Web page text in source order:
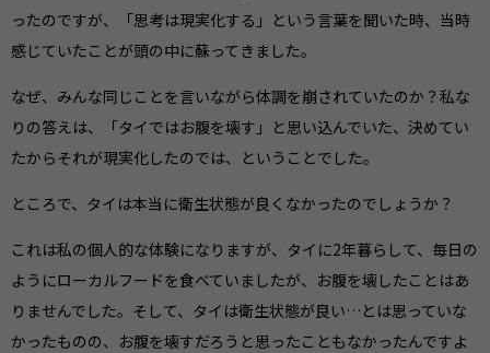
ったのですが、「思考は現実化する」という言葉を聞いた時、当時
感じていたことが頭の中に蘇ってきました。
なぜ、みんな同じことを言いながら体調を崩されていたのか？私な
りの答えは、「タイではお腹を壊す」と思い込んでいた、決めてい
たからそれが現実化したのでは、ということでした。
ところで、タイは本当に衛生状態が良くなかったのでしょうか？
これは私の個人的な体験になりますが、タイに2年暮らして、毎日の
ようにローカルフードを食べていましたが、お腹を壊したことはあ
りませんでした。そして、タイは衛生状態が良い…とは思っていな
かったものの、お腹を壊すだろうと思ったこともなかったんですよ